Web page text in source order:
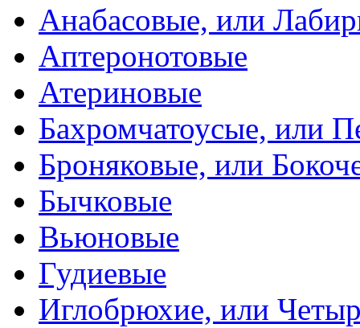
Анабасовые, или
Аптеронотовые
Атериновые
Бахромчатоусые, или
Броняковые, или
Бычковые
Вьюновые
Гудиевые
Иглобрюхие, или